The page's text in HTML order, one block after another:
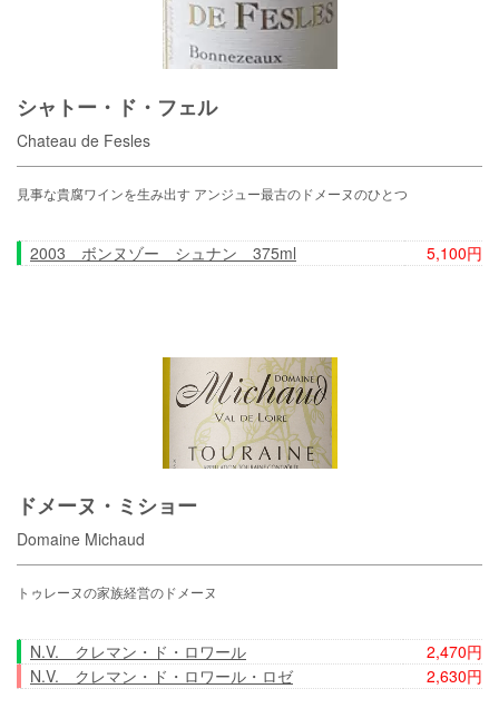
シャトー・ド・フェル
Chateau de Fesles
見事な貴腐ワインを生み出す アンジュー最古のドメーヌのひとつ
2003 ボンヌゾー シュナン 375ml 5,100円
ドメーヌ・ミショー
Domaine Michaud
トゥレーヌの家族経営のドメーヌ
N.V. クレマン・ド・ロワール
2,470円
N.V. クレマン・ド・ロワール・ロゼ
2,630円